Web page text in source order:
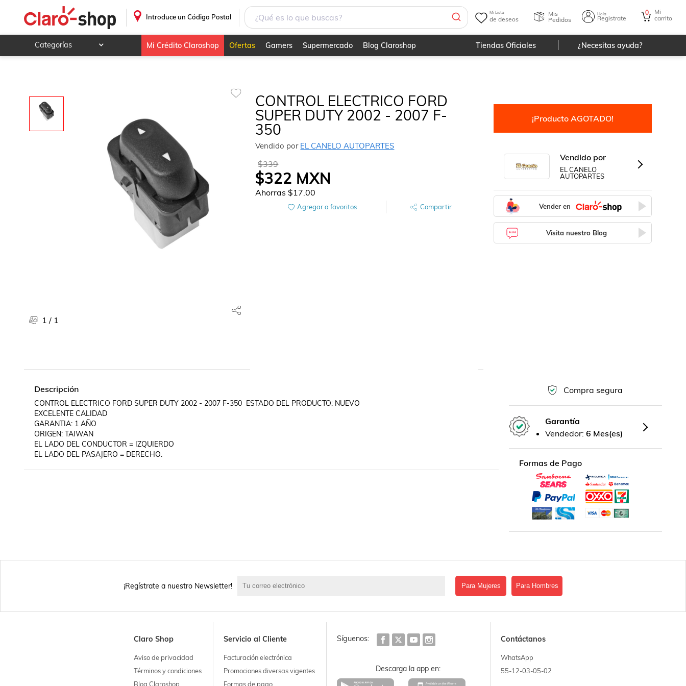
Introduce un Código Postal
Mi Lista
de deseos
Mis
Pedidos
Hola
Registrate
0
Mi
carrito
Categorías
Hogar y jardín
Deportes y ocio
Animales y mascotas
Salud, belleza y cuidado personal
Mi Crédito Claroshop Ofertas Gamers Supermercado Blog Claroshop Tiendas Oficiales ¿Necesitas ayuda?
1 / 1
CONTROL ELECTRICO FORD
SUPER DUTY 2002 - 2007 F-
350
Vendido por EL CANELO AUTOPARTES
$339
$322 MXN
Ahorras$17.00
Agregar a favoritos Compartir
¡Producto AGOTADO!
Vendido por
EL CANELO
AUTOPARTES
Vender en
Visita nuestro Blog
Descripción
CONTROL ELECTRICO FORD SUPER DUTY 2002 - 2007 F-350  ESTADO DEL PRODUCTO: NUEVO
EXCELENTE CALIDAD
GARANTIA: 1 AÑO
ORIGEN: TAIWAN
EL LADO DEL CONDUCTOR = IZQUIERDO
EL LADO DEL PASAJERO = DERECHO.
Compra segura
Garantía
Vendedor:6 Mes(es)
Formas de Pago
¡Regístrate a nuestro Newsletter! Para Mujeres Para Hombres
Claro Shop
Aviso de privacidad
Términos y condiciones
Blog Claroshop
Servicio al Cliente
Facturación electrónica
Promociones diversas vigentes
Formas de pago
Síguenos:
Descarga la app en:
Contáctanos
WhatsApp
55-12-03-05-02
CONTROL ELECTRICO FORD SUPER DUTY 2002 - 2007 F-350